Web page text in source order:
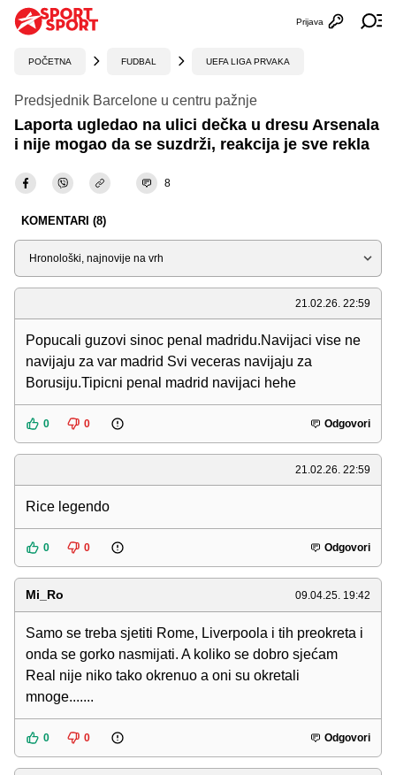
Otvori
Prijava
POČETNA FUDBAL UEFA LIGA PRVAKA
Predsjednik Barcelone u centru pažnje
Laporta ugledao na ulici dečka u dresu Arsenala
i nije mogao da se suzdrži, reakcija je sve rekla
8
KOMENTARI (8)
Sortiraj
21.02.26. 22:59
Popucali guzovi sinoc penal madridu.Navijaci vise ne
navijaju za var madrid Svi veceras navijaju za
Borusiju.Tipicni penal madrid navijaci hehe
0 0 Odgovori
21.02.26. 22:59
Rice legendo
0 0 Odgovori
Mi_Ro 09.04.25. 19:42
Samo se treba sjetiti Rome, Liverpoola i tih preokreta i
onda se gorko nasmijati. A koliko se dobro sjećam
Real nije niko tako okrenuo a oni su okretali
mnoge.......
0 0 Odgovori